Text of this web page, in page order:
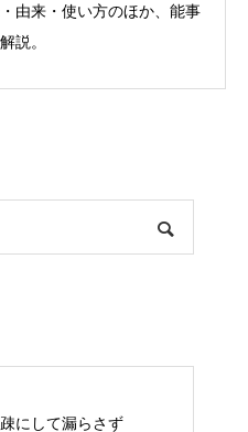
由来・使い方のほか、能事
説。
にして漏らさず